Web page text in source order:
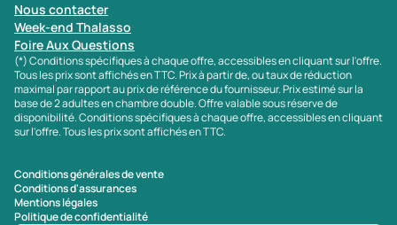
Nous contacter
Week-end Thalasso
Foire Aux Questions
(*) Conditions spécifiques à chaque offre, accessibles en cliquant sur l'offre.
Tous les prix sont affichés en TTC. Prix à partir de, ou taux de réduction
maximal par rapport au prix de référence du fournisseur. Prix estimé sur la
base de 2 adultes en chambre double. Offre valable sous réserve de
disponibilité. Conditions spécifiques à chaque offre, accessibles en cliquant
sur l'offre. Tous les prix sont affichés en TTC.
Conditions générales de vente
Conditions d'assurances
Mentions légales
Politique de confidentialité